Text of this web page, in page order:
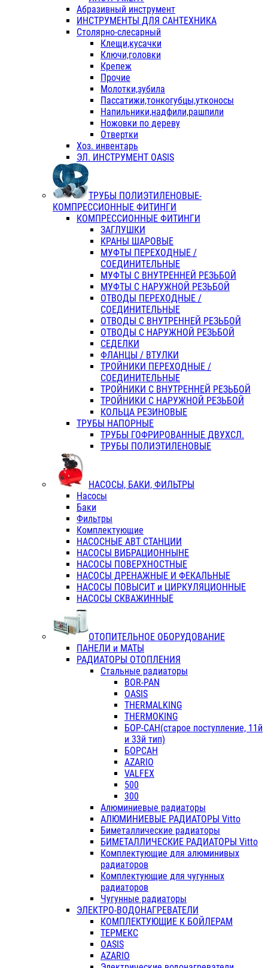
Абразивный инструмент
ИНСТРУМЕНТЫ ДЛЯ САНТЕХНИКА
Столярно-слесарный
Клещи,кусачки
Ключи,головки
Крепеж
Прочие
Молотки,зубила
Пассатижи,тонкогубцы,утконосы
Напильники,надфили,рашпили
Ножовки по дереву
Отвертки
Хоз. инвентарь
ЭЛ. ИНСТРУМЕНТ OASIS
ТРУБЫ ПОЛИЭТИЛЕНОВЫЕ-
КОМПРЕССИОННЫЕ ФИТИНГИ
КОМПРЕССИОННЫЕ ФИТИНГИ
ЗАГЛУШКИ
КРАНЫ ШАРОВЫЕ
МУФТЫ ПЕРЕХОДНЫЕ /
СОЕДИНИТЕЛЬНЫЕ
МУФТЫ С ВНУТРЕННЕЙ РЕЗЬБОЙ
МУФТЫ С НАРУЖНОЙ РЕЗЬБОЙ
ОТВОДЫ ПЕРЕХОДНЫЕ /
СОЕДИНИТЕЛЬНЫЕ
ОТВОДЫ С ВНУТРЕННЕЙ РЕЗЬБОЙ
ОТВОДЫ С НАРУЖНОЙ РЕЗЬБОЙ
СЕДЕЛКИ
ФЛАНЦЫ / ВТУЛКИ
ТРОЙНИКИ ПЕРЕХОДНЫЕ /
СОЕДИНИТЕЛЬНЫЕ
ТРОЙНИКИ С ВНУТРЕННЕЙ РЕЗЬБОЙ
ТРОЙНИКИ С НАРУЖНОЙ РЕЗЬБОЙ
КОЛЬЦА РЕЗИНОВЫЕ
ТРУБЫ НАПОРНЫЕ
ТРУБЫ ГОФРИРОВАННЫЕ ДВУХСЛ.
ТРУБЫ ПОЛИЭТИЛЕНОВЫЕ
НАСОСЫ, БАКИ, ФИЛЬТРЫ
Насосы
Баки
Фильтры
Комплектующие
НАСОСНЫЕ АВТ СТАНЦИИ
НАСОСЫ ВИБРАЦИОННЫНЕ
НАСОСЫ ПОВЕРХНОСТНЫЕ
НАСОСЫ ДРЕНАЖНЫЕ И ФЕКАЛЬНЫЕ
НАСОСЫ ПОВЫСИТ и ЦИРКУЛЯЦИОННЫЕ
НАСОСЫ СКВАЖИННЫЕ
ОТОПИТЕЛЬНОЕ ОБОРУДОВАНИЕ
ПАНЕЛИ и МАТЫ
РАДИАТОРЫ ОТОПЛЕНИЯ
Стальные радиаторы
BOR-PAN
OASIS
THERMALKING
THERMOKING
БОР-САН(старое поступление, 11й
и 33й тип)
БОРСАН
AZARIO
VALFEX
500
300
Алюминиевые радиаторы
АЛЮМИНИЕВЫЕ РАДИАТОРЫ Vitto
Биметаллические радиаторы
БИМЕТАЛЛИЧЕСКИЕ РАДИАТОРЫ Vitto
Комплектующие для алюминивых
радиаторов
Комплектующие для чугунных
радиаторов
Чугунные радиаторы
ЭЛЕКТРО-ВОДОНАГРЕВАТЕЛИ
КОМПЛЕКТУЮЩИЕ К БОЙЛЕРАМ
ТЕРМЕКС
OASIS
AZARIO